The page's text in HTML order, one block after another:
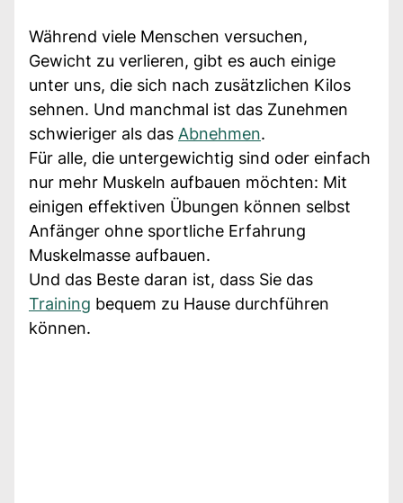
Während viele Menschen versuchen,
Gewicht zu verlieren, gibt es auch einige
unter uns, die sich nach zusätzlichen Kilos
sehnen. Und manchmal ist das Zunehmen
schwieriger als das Abnehmen.
Für alle, die untergewichtig sind oder einfach
nur mehr Muskeln aufbauen möchten: Mit
einigen effektiven Übungen können selbst
Anfänger ohne sportliche Erfahrung
Muskelmasse aufbauen.
Und das Beste daran ist, dass Sie das
Training bequem zu Hause durchführen
können.